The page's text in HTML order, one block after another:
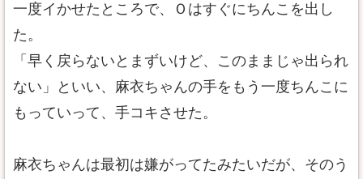
一度イかせたところで、Ｏはすぐにちんこを出し
た。
「早く戻らないとまずいけど、このままじゃ出られ
ない」といい、麻衣ちゃんの手をもう一度ちんこに
もっていって、手コキさせた。
麻衣ちゃんは最初は嫌がってたみたいだが、そのう